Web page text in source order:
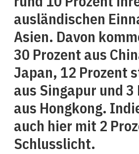
ausländischen
Asien. Davon
30 Prozent aus
Japan, 12 Prozent
aus Singapur und 3
aus Hongkong.
auch hier mit 2
Schlusslicht.